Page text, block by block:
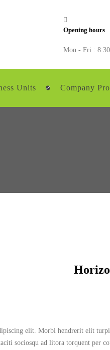
Opening hours
Mon - Fri :
Units Company
elit. Morbi hendrerit elit
sociosqu ad litora torquent per